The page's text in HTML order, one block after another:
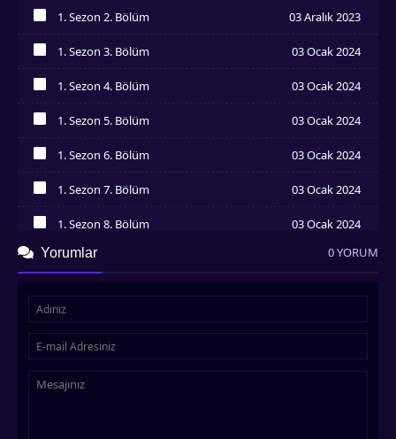
1. Sezon 2. Bölüm 03 Aralık 2023
1. Sezon 3. Bölüm 03 Ocak 2024
1. Sezon 4. Bölüm 03 Ocak 2024
1. Sezon 5. Bölüm 03 Ocak 2024
1. Sezon 6. Bölüm 03 Ocak 2024
1. Sezon 7. Bölüm 03 Ocak 2024
İzledim
1. Sezon 8. Bölüm 03 Ocak 2024
1. Sezon 9. Bölüm 03 Ocak 2024
İzledim
İzledim
İzledim
1. Sezon 13. Bölüm
Yorumlar 0 YORUM